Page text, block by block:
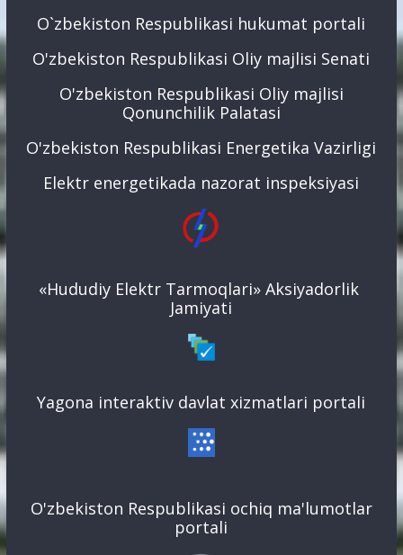
O`zbekiston Respublikasi hukumat portali
O'zbekiston Respublikasi Oliy majlisi Senati
O'zbekiston Respublikasi Oliy majlisi
Qonunchilik Palatasi
O'zbekiston Respublikasi Energetika Vazirligi
Elektr energetikada nazorat inspeksiyasi
«Hududiy Elektr Tarmoqlari» Aksiyadorlik
Jamiyati
Yagona interaktiv davlat xizmatlari portali
O'zbekiston Respublikasi ochiq ma'lumotlar
portali